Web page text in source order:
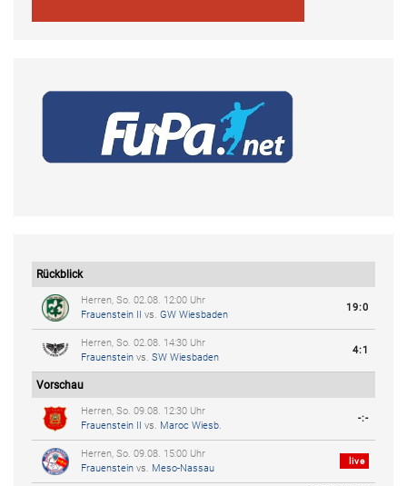
Rückblick
Herren, So. 02.08. 12:00 Uhr
Frauenstein II vs. GW Wiesbaden
19:0
Herren, So. 02.08. 14:30 Uhr
Frauenstein vs. SW Wiesbaden
4:1
Vorschau
Herren, So. 09.08. 12:30 Uhr
Frauenstein II vs. Maroc Wiesb.
-:-
Herren, So. 09.08. 15:00 Uhr
Frauenstein vs. Meso-Nassau
live